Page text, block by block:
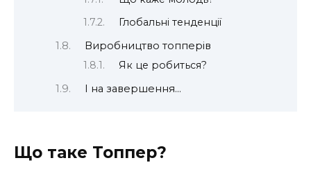
Глобальні тенденції
Виробництво топперів
Як це робиться?
І на завершення…
Що таке Топпер?